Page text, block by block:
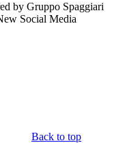
by Gruppo Spaggiari
Social Media
Back to top